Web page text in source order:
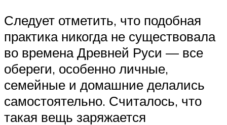
Следует отметить, что подобная
практика никогда не существовала
во времена Древней Руси — все
обереги, особенно личные,
семейные и домашние делались
самостоятельно. Считалось, что
такая вещь заряжается